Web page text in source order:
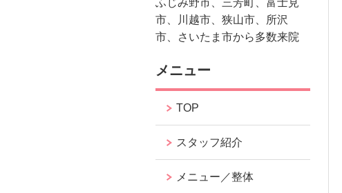
ふじみ野市、三芳町、富士見
市、川越市、狭山市、所沢
市、さいたま市から多数来院
メニュー
TOP
スタッフ紹介
メニュー／整体